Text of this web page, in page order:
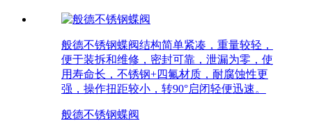
般德不锈钢蝶阀结构简单紧凑，重量较轻，
便于装拆和维修，密封可靠，泄漏为零，使
用寿命长，不锈钢+四氟材质，耐腐蚀性更
强，操作扭距较小，转90°启闭轻便迅速。
般德不锈钢蝶阀